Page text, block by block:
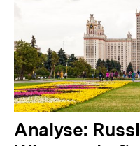
h
a
l
t
:
N
Analyse: